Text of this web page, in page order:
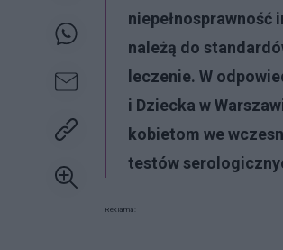
niepełnosprawność
należą do
leczenie. W
i Dziecka w
kobietom we
testów
Reklama: